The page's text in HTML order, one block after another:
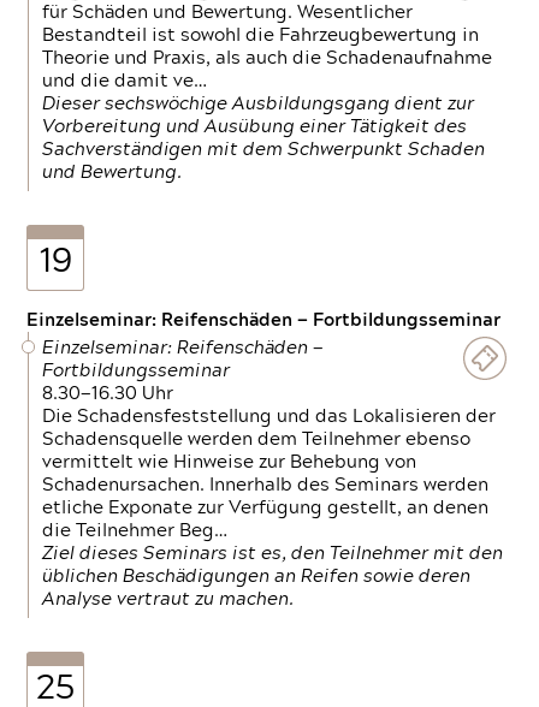
für Schäden und Bewertung. Wesentlicher
Bestandteil ist sowohl die Fahrzeugbewertung in
Theorie und Praxis, als auch die Schadenaufnahme
und die damit ve…
Dieser sechswöchige Ausbildungsgang dient zur
Vorbereitung und Ausübung einer Tätigkeit des
Sachverständigen mit dem Schwerpunkt Schaden
und Bewertung.
19
Einzelseminar: Reifenschäden — Fortbildungsseminar
Einzelseminar: Reifenschäden —
Fortbildungsseminar
8.30—16.30 Uhr
Die Schadensfeststellung und das Lokalisieren der
Schadensquelle werden dem Teilnehmer ebenso
vermittelt wie Hinweise zur Behebung von
Schadenursachen. Innerhalb des Seminars werden
etliche Exponate zur Verfügung gestellt, an denen
die Teilnehmer Beg…
Ziel dieses Seminars ist es, den Teilnehmer mit den
üblichen Beschädigungen an Reifen sowie deren
Analyse vertraut zu machen.
25